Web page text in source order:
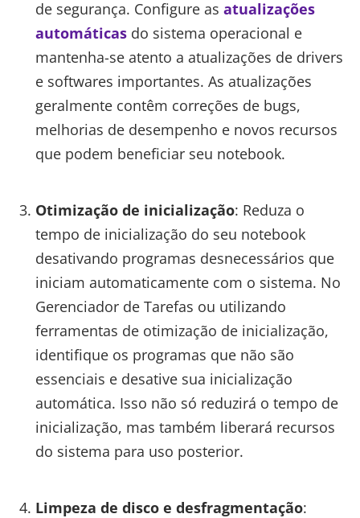
de segurança. Configure as atualizações
automáticasdo sistema operacional e
mantenha-se atento a atualizações de drivers
e softwares importantes. As atualizações
geralmente contêm correções de bugs,
melhorias de desempenho e novos recursos
que podem beneficiar seu notebook.
Otimização de inicialização: Reduza o
tempo de inicialização do seu notebook
desativando programas desnecessários que
iniciam automaticamente com o sistema. No
Gerenciador de Tarefas ou utilizando
ferramentas de otimização de inicialização,
identifique os programas que não são
essenciais e desative sua inicialização
automática. Isso não só reduzirá o tempo de
inicialização, mas também liberará recursos
do sistema para uso posterior.
Limpeza de disco e desfragmentação: